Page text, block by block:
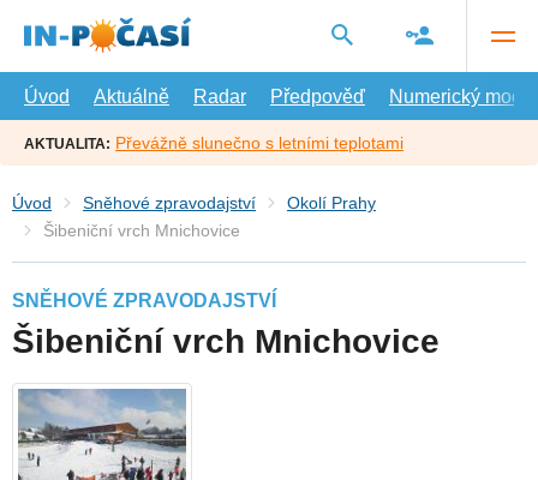
hlavní
Úvod
Aktuálně Radar Předpověď Numerický model
AKTUALITA: Převážně slunečno s letními teplotami
Úvod Sněhové zpravodajství
Okolí Prahy
Šibeniční vrch Mnichovice
SNĚHOVÉ ZPRAVODAJSTVÍ
Šibeniční vrch Mnichovice